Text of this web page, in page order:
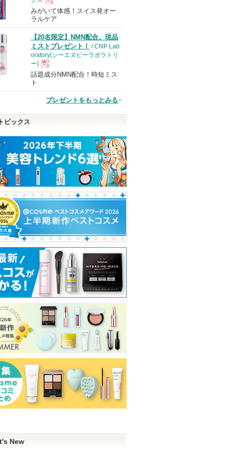
現
品
みがいて体感！スイス発オー
ラルケア
【20名限定】NMN配合。現品
ミストプレゼント！ / CNP Lab
oratory(シーエヌピーラボラトリ
ー)
現
品
話題成分NMN配合！時短ミス
ト
プレゼントをもっとみる
ピックス
New